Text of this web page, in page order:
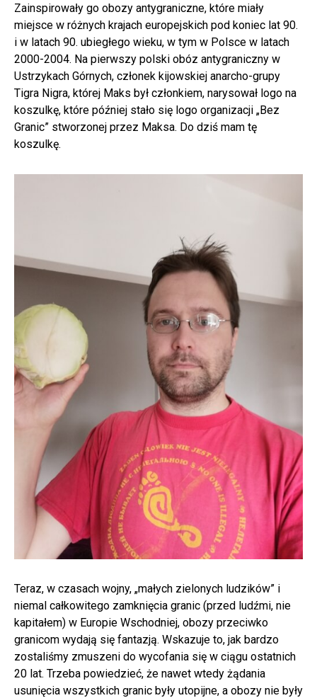
Zainspirowały go obozy antygraniczne, które miały
miejsce w różnych krajach europejskich pod koniec lat 90.
i w latach 90. ubiegłego wieku, w tym w Polsce w latach
2000-2004. Na pierwszy polski obóz antygraniczny w
Ustrzykach Górnych, członek kijowskiej anarcho-grupy
Tigra Nigra, której Maks był członkiem, narysował logo na
koszulkę, które później stało się logo organizacji „Bez
Granic” stworzonej przez Maksa. Do dziś mam tę
koszulkę.
Teraz, w czasach wojny, „małych zielonych ludzików” i
niemal całkowitego zamknięcia granic (przed ludźmi, nie
kapitałem) w Europie Wschodniej, obozy przeciwko
granicom wydają się fantazją. Wskazuje to, jak bardzo
zostaliśmy zmuszeni do wycofania się w ciągu ostatnich
20 lat. Trzeba powiedzieć, że nawet wtedy żądania
usunięcia wszystkich granic były utopijne, a obozy nie były